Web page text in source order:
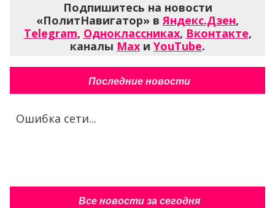
Подпишитесь на новости
«ПолитНавигатор» в Яндекс.Дзен,
Telegram, Одноклассниках, Вконтакте,
каналы Max и YouTube.
Последние новости
Ошибка сети...
Все новости за сегодня